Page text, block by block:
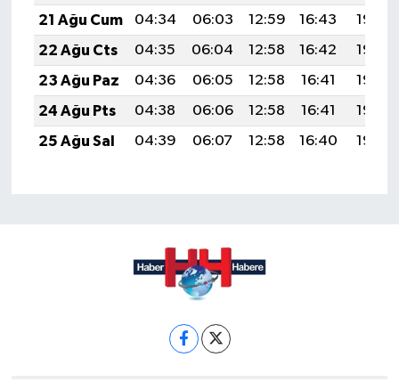
21 Ağu Cum
04:34 06:03 12:59 16:43
19:44
22 Ağu Cts
04:35 06:04 12:58 16:42
19:43
23 Ağu Paz
04:36 06:05 12:58 16:41
19:42
24 Ağu Pts
04:38 06:06 12:58 16:41
19:40
25 Ağu Sal
04:39 06:07 12:58 16:40 19:39